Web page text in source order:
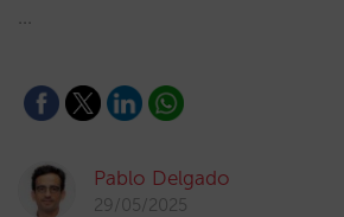
…
Pablo Delgado
29/05/2025